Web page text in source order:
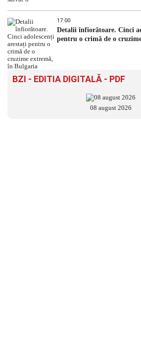
17:00
Detalii înfiorătoare. Cinci
pentru o crimă de o
BZI - EDITIA DIGITALĂ - PDF
08 august 2026